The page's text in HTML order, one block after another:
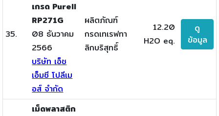
35.
เกรด Purell
RP271G
08 ธันวาคม
2566
บริษัท เอ็ช
เอ็มซี โปลีเม
อส์ จำกัด
ผลิตภัณฑ์
กรดเทเรฟทา
ลิกบริสุทธิ์
12.20
H2O eq.
ดู
ข้อมูล
เม็ดพลาสติก